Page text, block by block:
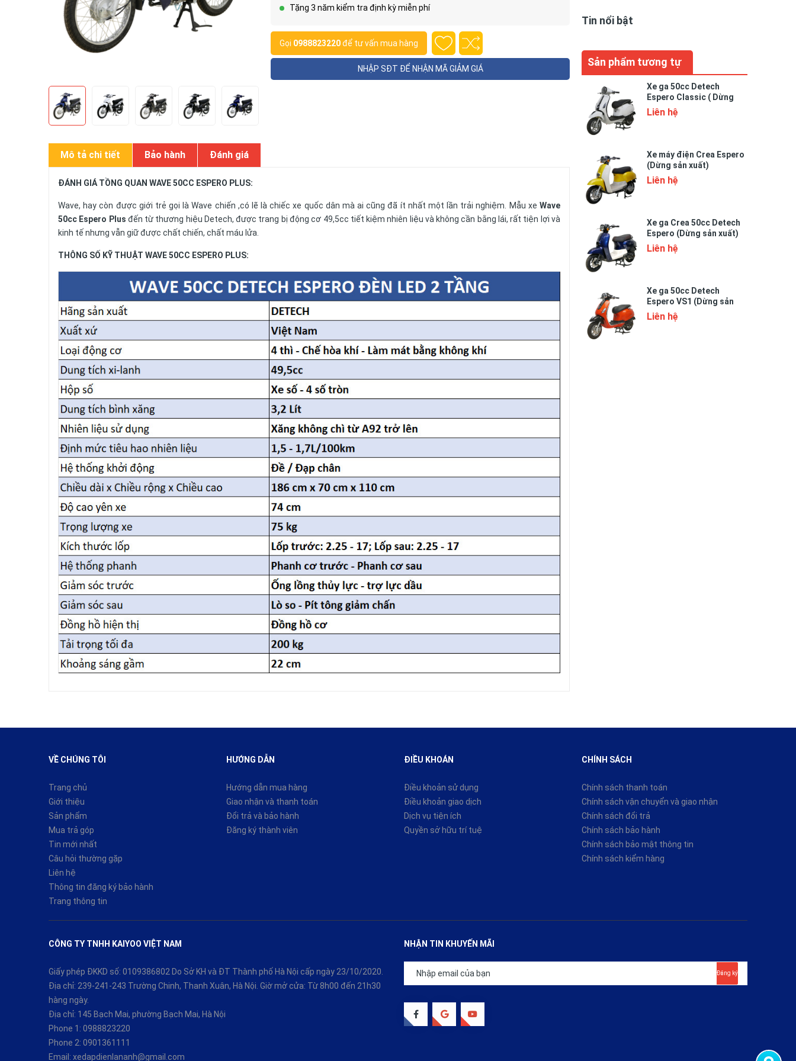
Tặng 3 năm kiểm tra định kỳ miễn phí
Gọi 0988823220để tư vấn mua hàng
NHẬP SĐT ĐỂ NHẬN MÃ GIẢM GIÁ
Mô tả chi tiết Bảo hành Đánh giá
ĐÁNH GIÁ TỒNG QUAN WAVE 50CC ESPERO PLUS:
Wave, hay còn được giới trẻ gọi là Wave chiến ,có lẽ là chiếc xe quốc dân mà ai cũng đã ít nhất một lần trải nghiệm. Mẫu xe Wave
50cc Espero Plus đến từ thương hiệu Detech, được trang bị động cơ 49,5cc tiết kiệm nhiên liệu và không cần bằng lái, rất tiện lợi và
kinh tế nhưng vẫn giữ được chất chiến, chất máu lửa.
THÔNG SỐ KỸ THUẬT WAVE 50CC ESPERO PLUS:
Tin nổi bật
Sản phẩm tương tự
Xe ga 50cc Detech
Espero Classic ( Dừng
sản xuất)
Liên hệ
Xe máy điện Crea Espero
(Dừng sản xuất)
Liên hệ
Xe ga Crea 50cc Detech
Espero (Dừng sản xuất)
Liên hệ
Xe ga 50cc Detech
Espero VS1 (Dừng sản
xuất)
Liên hệ
VỀ CHÚNG TÔI
Trang chủ
Giới thiệu
Sản phẩm
Mua trả góp
Tin mới nhất
Câu hỏi thường gặp
Liên hệ
Thông tin đăng ký bảo hành
Trang thông tin
HƯỚNG DẪN
Hướng dẫn mua hàng
Giao nhận và thanh toán
Đổi trả và bảo hành
Đăng ký thành viên
ĐIỀU KHOÁN
Điều khoản sử dụng
Điều khoản giao dịch
Dịch vụ tiện ích
Quyền sở hữu trí tuệ
CHÍNH SÁCH
Chính sách thanh toán
Chính sách vận chuyển và giao nhận
Chính sách đổi trả
Chính sách bảo hành
Chính sách bảo mật thông tin
Chính sách kiểm hàng
CÔNG TY TNHH KAIYOO VIỆT NAM
Giấy phép ĐKKD số: 0109386802 Do Sở KH và ĐT Thành phố Hà Nội cấp ngày 23/10/2020.
Địa chỉ: 239-241-243 Trường Chinh, Thanh Xuân, Hà Nội. Giờ mở cửa: Từ 8h00 đến 21h30
hàng ngày.
Địa chỉ: 145 Bạch Mai, phường Bạch Mai, Hà Nội
Phone 1: 0988823220
Phone 2: 0901361111
Email: xedapdienlananh@gmail.com
NHẬN TIN KHUYẾN MÃI
Đăng ký